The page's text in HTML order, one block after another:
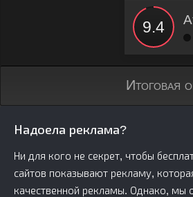
Итоговая
Надоела реклама?
Ни для кого не секрет, чтобы
сайтов показывают рекламу,
качественной рекламы. Однако, мы